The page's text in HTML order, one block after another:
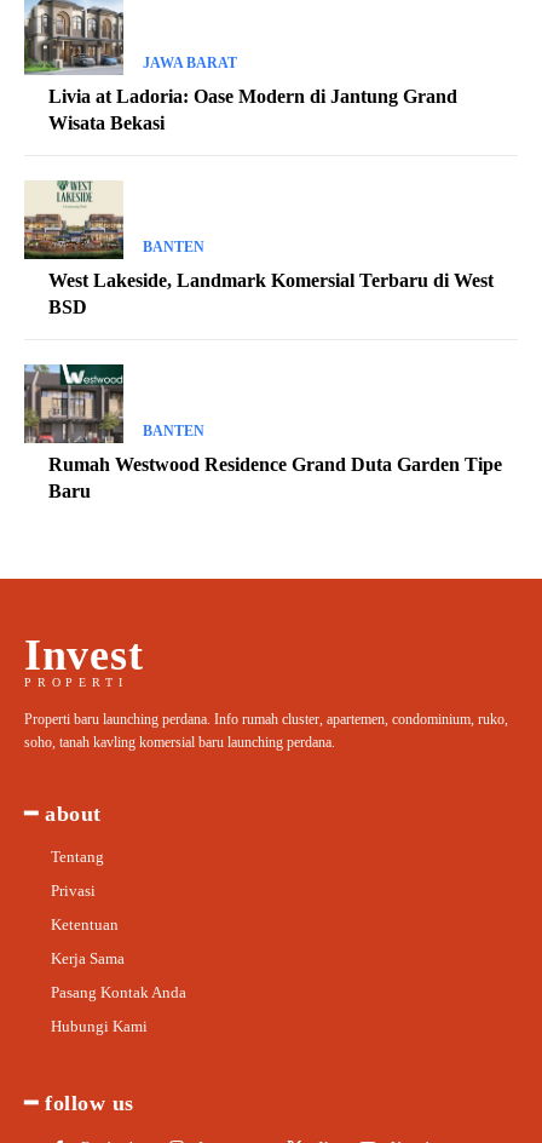
JAWA BARAT
Livia at Ladoria: Oase Modern di Jantung Grand
Wisata Bekasi
BANTEN
West Lakeside, Landmark Komersial Terbaru di West
BSD
BANTEN
Rumah Westwood Residence Grand Duta Garden Tipe
Baru
Invest
PROPERTI
Properti baru launching perdana. Info rumah cluster, apartemen, condominium, ruko,
soho, tanah kavling komersial baru launching perdana.
━ about
Tentang
Privasi
Ketentuan
Kerja Sama
Pasang Kontak Anda
Hubungi Kami
━ follow us